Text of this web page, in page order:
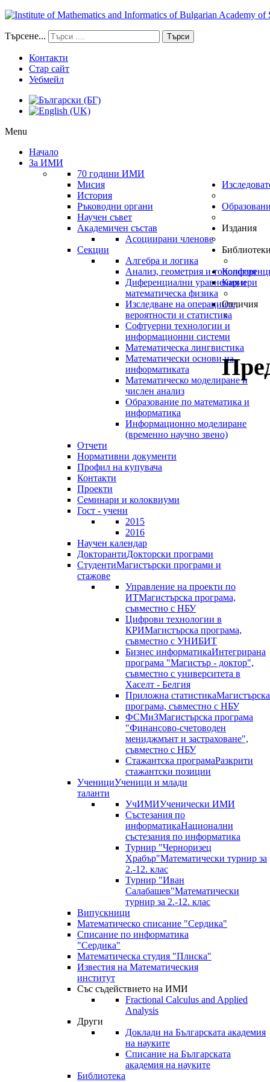
Търсене... Търси
Контакти
Стар сайт
Уебмейл
Menu
Начало
За ИМИ
70 години ИМИ
Мисия
История
Ръководни органи
Научен съвет
Академичен състав
Асоциирани членове
Секции
Алгебра и логика
Анализ, геометрия и топология
Диференциални уравнения и
математическа физика
Изследване на операциите,
вероятности и статистика
Софтуерни технологии и
информационни системи
Математическа лингвистика
Математически основи на
информатиката
Математическо моделиране и
числен анализ
Образование по математика и
информатика
Информационно моделиране
(временно научно звено)
Отчети
Нормативни документи
Профил на купувача
Контакти
Проекти
Семинари и колоквиуми
Гост - учени
2015
2016
Научен календар
ДокторантиДокторски програми
СтудентиМагистърски програми и
стажове
Управление на проекти по
ИТМагистърска програма,
съвместно с НБУ
Цифрови технологии в
КРИМагистърска програма,
съвместно с УНИБИТ
Бизнес информатикаИнтегрирана
програма "Магистър - доктор",
съвместно с университета в
Хаселт - Белгия
Приложна статистикаМагистърска
програма, съвместно с НБУ
ФСМиЗМагистърска програма
"Финансово-счетоводен
мениджмънт и застраховане",
съвместно с НБУ
Стажантска програмаРазкрити
стажантски позиции
УченициУченици и млади
таланти
УчИМИУченически ИМИ
Състезания по
информатикаНационални
състезания по информатика
Турнир "Черноризец
Храбър"Математически турнир за
2.-12. клас
Турнир "Иван
Салабашев"Математически
турнир за 2.-12. клас
Випускници
Издания
Математическо списание "Сердика"
Списание по информатика
"Сердика"
Математическа студия "Плиска"
Известия на Математическия
институт
Със съдействието на ИМИ
Fractional Calculus and Applied
Analysis
Други
Доклади на Българската академия
на науките
Списание на Българската
академия на науките
Библиотека
Кариери
Отличия